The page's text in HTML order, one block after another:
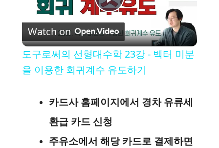
P
l
a
y
V
Watch on
도구로써의 선형대수학 23강 - 벡터 미분
을 이용한 회귀계수 유도하기
카드사 홈페이지에서 경차 유류세
환급 카드 신청
주유소에서 해당 카드로 결제하면